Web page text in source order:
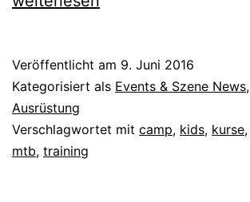
Veröffentlicht am 9. Juni 2016
Kategorisiert als Events & Szene News,
Ausrüstung
Verschlagwortet mit camp, kids, kurse,
mtb, training